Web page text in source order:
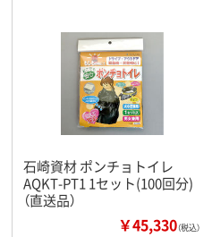
石崎資材 ポンチョトイレ
AQKT-PT1 1セット(100回分)
（直送品）
￥45,330（税込）